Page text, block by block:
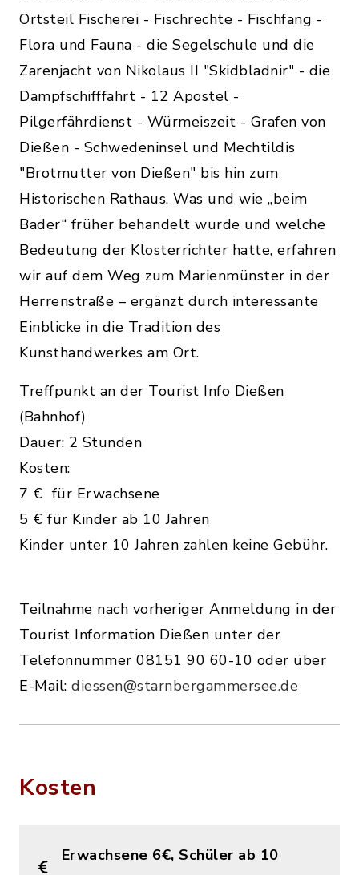
Ortsteil Fischerei - Fischrechte - Fischfang -
Flora und Fauna - die Segelschule und die
Zarenjacht von Nikolaus II "Skidbladnir" - die
Dampfschifffahrt - 12 Apostel -
Pilgerfährdienst - Würmeiszeit - Grafen von
Dießen - Schwedeninsel und Mechtildis
"Brotmutter von Dießen" bis hin zum
Historischen Rathaus. Was und wie „beim
Bader“ früher behandelt wurde und welche
Bedeutung der Klosterrichter hatte, erfahren
wir auf dem Weg zum Marienmünster in der
Herrenstraße – ergänzt durch interessante
Einblicke in die Tradition des
Kunsthandwerkes am Ort.
Treffpunkt an der Tourist Info Dießen
(Bahnhof)
Dauer: 2 Stunden
Kosten:
7 € für Erwachsene
5 € für Kinder ab 10 Jahren
Kinder unter 10 Jahren zahlen keine Gebühr.
Teilnahme nach vorheriger Anmeldung in der
Tourist Information Dießen unter der
Telefonnummer 08151 90 60-10 oder über
E-Mail: diessen@starnbergammersee.de
Kosten
Erwachsene 6€, Schüler ab 10